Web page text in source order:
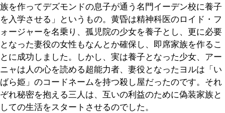
族を作ってデズモンドの息子が通う名門イーデン校に養子
を入学させる」というもの。黄昏は精神科医のロイド・フ
ォージャーを名乗り、孤児院の少女を養子とし、更に必要
となった妻役の女性もなんとか確保し、即席家族を作るこ
とに成功しました。しかし、実は養子となった少女、アー
ニャは人の心を読める超能力者、妻役となったヨルは「い
ばら姫」のコードネームを持つ殺し屋だったのです。それ
ぞれ秘密を抱える三人は、互いの利益のために偽装家族と
しての生活をスタートさせるのでした。